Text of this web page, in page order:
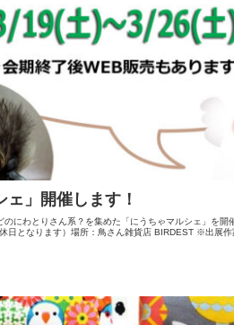
ェ」開催します！
のにわとりさん系？を集めた「にうちゃマルシェ」を
日となります）場所：鳥さん雑貨店 BIRDEST ※出展作